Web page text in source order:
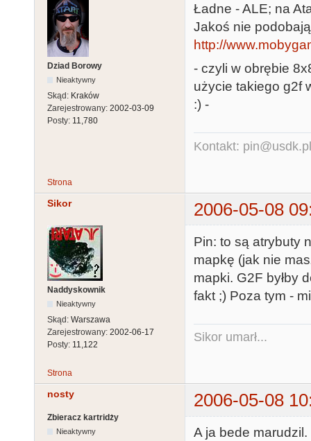
Dziad Borowy
Nieaktywny
Skąd: Kraków
Zarejestrowany: 2002-03-09
Posty: 11,780
Ładne - ALE; na
Jakoś nie
http://
- czyli w obrębie
użycie takiego g2f
:) -
Kontakt: pin@usdk.pl
Strona
Sikor 2006-05-08
Naddyskownik
Nieaktywny
Skąd: Warszawa
Zarejestrowany: 2002-06-17
Posty: 11,122
Pin: to są atrybuty
mapkę (jak nie
mapki. G2F byłby
fakt ;) Poza tym -
Sikor umarł...
Strona
nosty 2006-05-08
Zbieracz kartridży
Nieaktywny
A ja bede marudzil.